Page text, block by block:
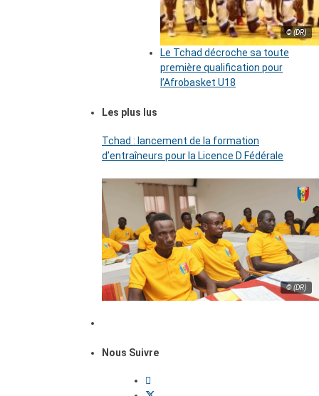
© (DR)
Le Tchad décroche sa toute
première qualification pour
l’Afrobasket U18
Les plus lus
Tchad : lancement de la formation
d’entraîneurs pour la Licence D Fédérale
© (DR)
Nous Suivre